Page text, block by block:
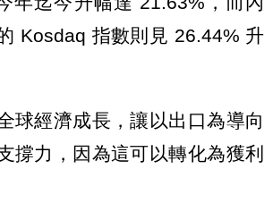
Kosdaq 指數則見 26.44% 升
球經濟成長，讓以出口為導向
撐力，因為這可以轉化為獲利